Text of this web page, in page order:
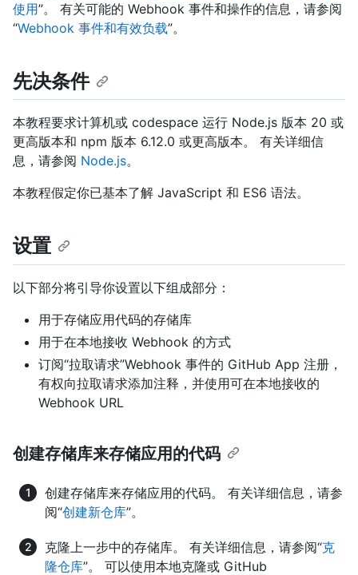
使用”。 有关可能的 Webhook 事件和操作的信息，请参阅
“Webhook 事件和有效负载”。
先决条件
本教程要求计算机或 codespace 运行 Node.js 版本 20 或
更高版本和 npm 版本 6.12.0 或更高版本。 有关详细信
息，请参阅 Node.js。
本教程假定你已基本了解 JavaScript 和 ES6 语法。
设置
以下部分将引导你设置以下组成部分：
用于存储应用代码的存储库
用于在本地接收 Webhook 的方式
订阅“拉取请求”Webhook 事件的 GitHub App 注册，
有权向拉取请求添加注释，并使用可在本地接收的
Webhook URL
创建存储库来存储应用的代码
创建存储库来存储应用的代码。 有关详细信息，请参
阅“创建新仓库”。
克隆上一步中的存储库。 有关详细信息，请参阅“克
隆仓库”。 可以使用本地克隆或 GitHub